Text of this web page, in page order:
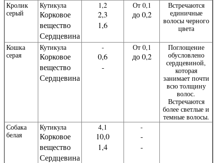
Кролик
серый
Кутикула
Корковое
вещество
Сердцевина
1,2
2,3
1,6
От 0,1
до 0,2
Встречаются
единичные
волосы черного
цвета
Кошка
серая
Кутикула
Корковое
вещество
Сердцевина
-
0,6
-
От 0,1
до 0,2
Поглощение
обусловлено
сердцевиной,
которая
занимает почти
всю толщину
волос.
Встречаются
более светлые и
темные волосы.
Собака
белая
Кутикула
Корковое
вещество
Сердцевина
4,1
10,0
1,4
-
-
-